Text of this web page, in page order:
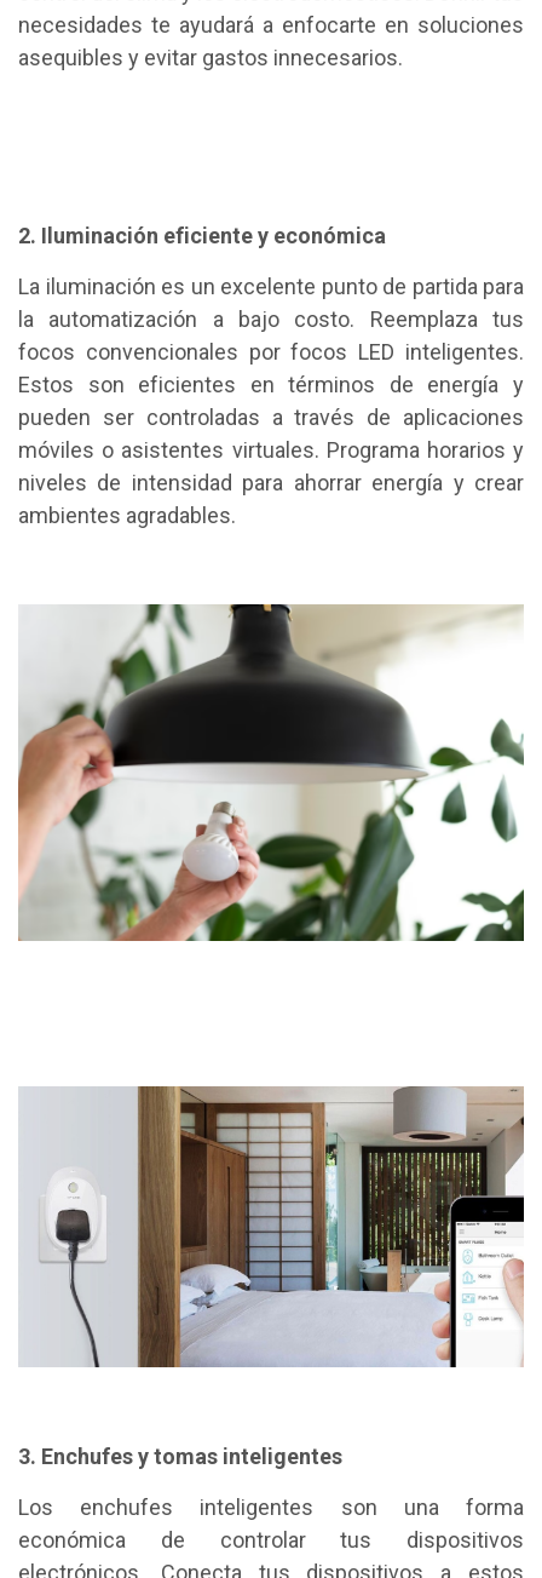
necesidades te ayudará a enfocarte en soluciones
asequibles y evitar gastos innecesarios.
2. Iluminación eficiente y económica
La iluminación es un excelente punto de partida para
la automatización a bajo costo. Reemplaza tus
focos convencionales por focos LED inteligentes.
Estos son eficientes en términos de energía y
pueden ser controladas a través de aplicaciones
móviles o asistentes virtuales. Programa horarios y
niveles de intensidad para ahorrar energía y crear
ambientes agradables.
3. Enchufes y tomas inteligentes
Los enchufes inteligentes son una forma
económica de controlar tus dispositivos
electrónicos. Conecta tus dispositivos a estos